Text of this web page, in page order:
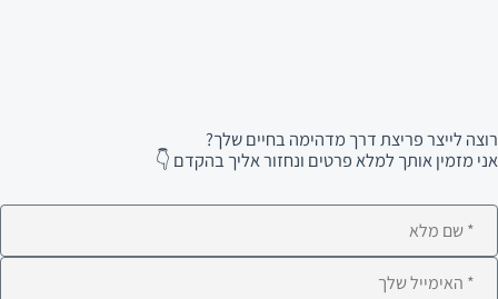
רוצה לייצר פריצת דרך מדהימה בחיים שלך?
אני מזמין אותך למלא פרטים ונחזור אליך בהקדם 👇
מלא
אימייל